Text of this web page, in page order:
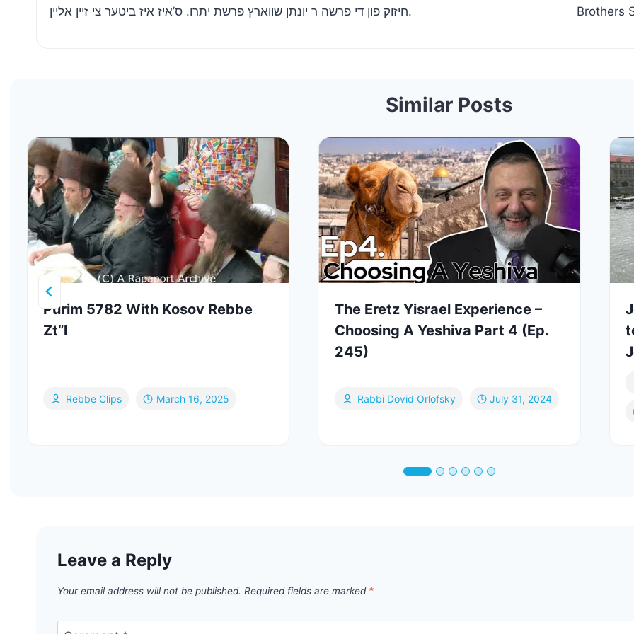
navigation
חיזוק פון די פרשה ר יונתן שווארץ פרשת יתרו. ס’איז איז ביטער צי זיין אליין. Brothers
Similar Posts
Purim 5782 With Kosov Rebbe
Zt”l
Rebbe Clips March 16, 2025
The Eretz Yisrael Experience –
Choosing A Yeshiva Part 4 (Ep.
245)
Rabbi Dovid Orlofsky July 31, 2024
Leave a Reply
Your email address will not be published. Required fields are marked *